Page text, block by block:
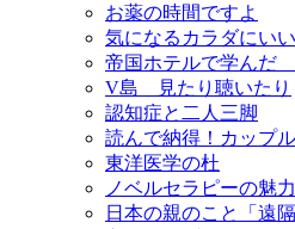
お薬の時間ですよ
気になるカラダにい
帝国ホテルで学んだ
V島 見たり聴いたり
認知症と二人三脚
読んで納得！カップ
東洋医学の杜
ノベルセラピーの魅力
日本の親のこと「遠隔